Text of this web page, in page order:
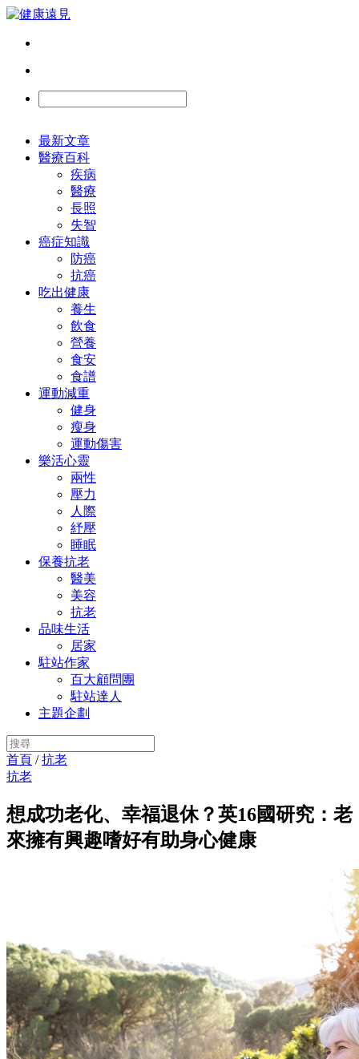
最新文章
醫療百科
疾病
醫療
長照
失智
癌症知識
防癌
抗癌
吃出健康
養生
飲食
營養
食安
食譜
運動減重
健身
瘦身
運動傷害
樂活心靈
兩性
壓力
人際
紓壓
睡眠
保養抗老
醫美
美容
抗老
品味生活
居家
駐站作家
百大顧問團
駐站達人
主題企劃
首頁 /抗老
抗老
想成功老化、幸福退休？英16國研究：老
來擁有興趣嗜好有助身心健康